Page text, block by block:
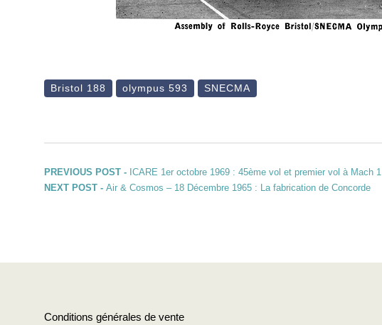
Bristol 188 olympus 593 SNECMA
Navigation de l’article
PREVIOUS POST - Previous post:
ICARE 1er octobre 1969 : 45ème vol et premier vol à Mach 1
NEXT POST - Next post:
Air & Cosmos – 18 Décembre 1965 : La fabrication de Concorde
Conditions générales de vente